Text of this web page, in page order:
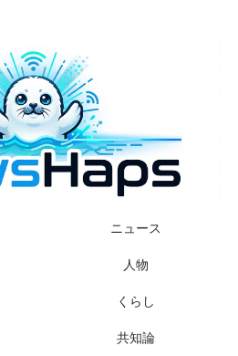
ニュース
人物
くらし
共知論